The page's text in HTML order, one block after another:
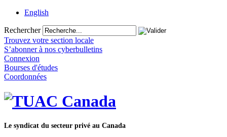
English
Rechercher
Trouvez votre section locale
S’abonner à nos cyberbulletins
Connexion
Bourses d'études
Coordonnées
Le syndicat du secteur privé au Canada